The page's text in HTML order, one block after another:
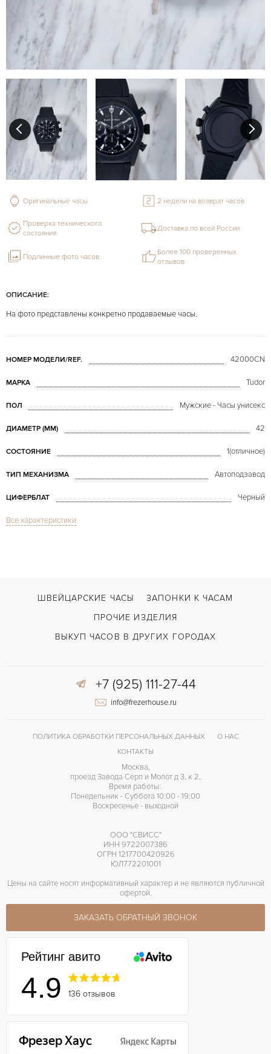
ОПИСАНИЕ:
На фото представлены конкретно продаваемые часы.
НОМЕР МОДЕЛИ/REF. 42000CN
МАРКА Tudor
ПОЛ Мужские - Часы унисекс
ДИАМЕТР (MM) 42
СОСТОЯНИЕ 1(отличное)
ТИП МЕХАНИЗМА Автоподзавод
ЦИФЕРБЛАТ Черный
СТЕКЛО
Усложненная застежка
Малый секундный циферблат, Центральная секундная стрелка
Все характеристики
Оригинальные часы 2 недели на возврат часов
Проверка технического
состояния
Доставка по всей России
Подлинные фото часов
Более 100 проверенных
отзывов
ШВЕЙЦАРСКИЕ ЧАСЫ
ЗАПОНКИ К ЧАСАМ
ПРОЧИЕ ИЗДЕЛИЯ
ВЫКУП ЧАСОВ В ДРУГИХ ГОРОДАХ
+7 (925) 111-27-44
info@frezerhouse.ru
ПОЛИТИКА ОБРАБОТКИ ПЕРСОНАЛЬНЫХ ДАННЫХ
О НАС
КОНТАКТЫ
Москва,
проезд Завода Серп и Молот д 3, к 2,
Время работы:
Понедельник - Суббота 10:00 - 19:00
Воскресенье - выходной
ООО "СВИСС"
ИНН 9722007386
ОГРН 1217700420926
ЮЛ772201001
Цены на сайте носят информативный характер и не являются публичной
офертой.
ЗАКАЗАТЬ ОБРАТНЫЙ ЗВОНОК
Рейтинг авито
4.9 136 отзывов